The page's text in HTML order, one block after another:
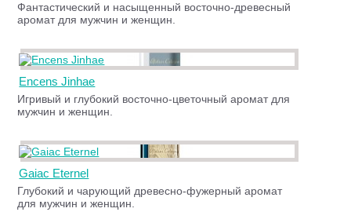
Фантастический и насыщенный восточно-древесный
аромат для мужчин и женщин.
Encens Jinhae
Игривый и глубокий восточно-цветочный аромат для
мужчин и женщин.
Gaiac Eternel
Глубокий и чарующий древесно-фужерный аромат
для мужчин и женщин.